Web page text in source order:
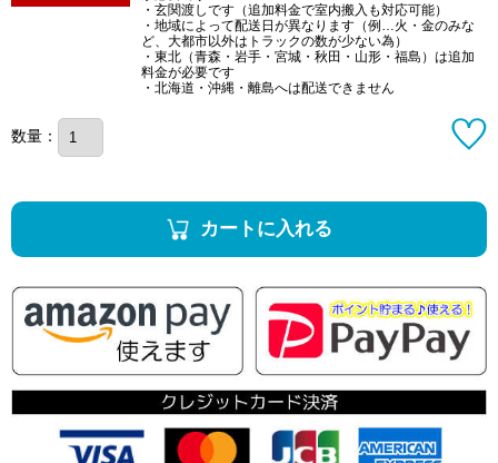
・玄関渡しです（追加料金で室内搬入も対応可能）
・地域によって配送日が異なります（例…火・金のみな
ど、大都市以外はトラックの数が少ない為）
・東北（青森・岩手・宮城・秋田・山形・福島）は追加
料金が必要です
・北海道・沖縄・離島へは配送できません
数量：
カートに入れる